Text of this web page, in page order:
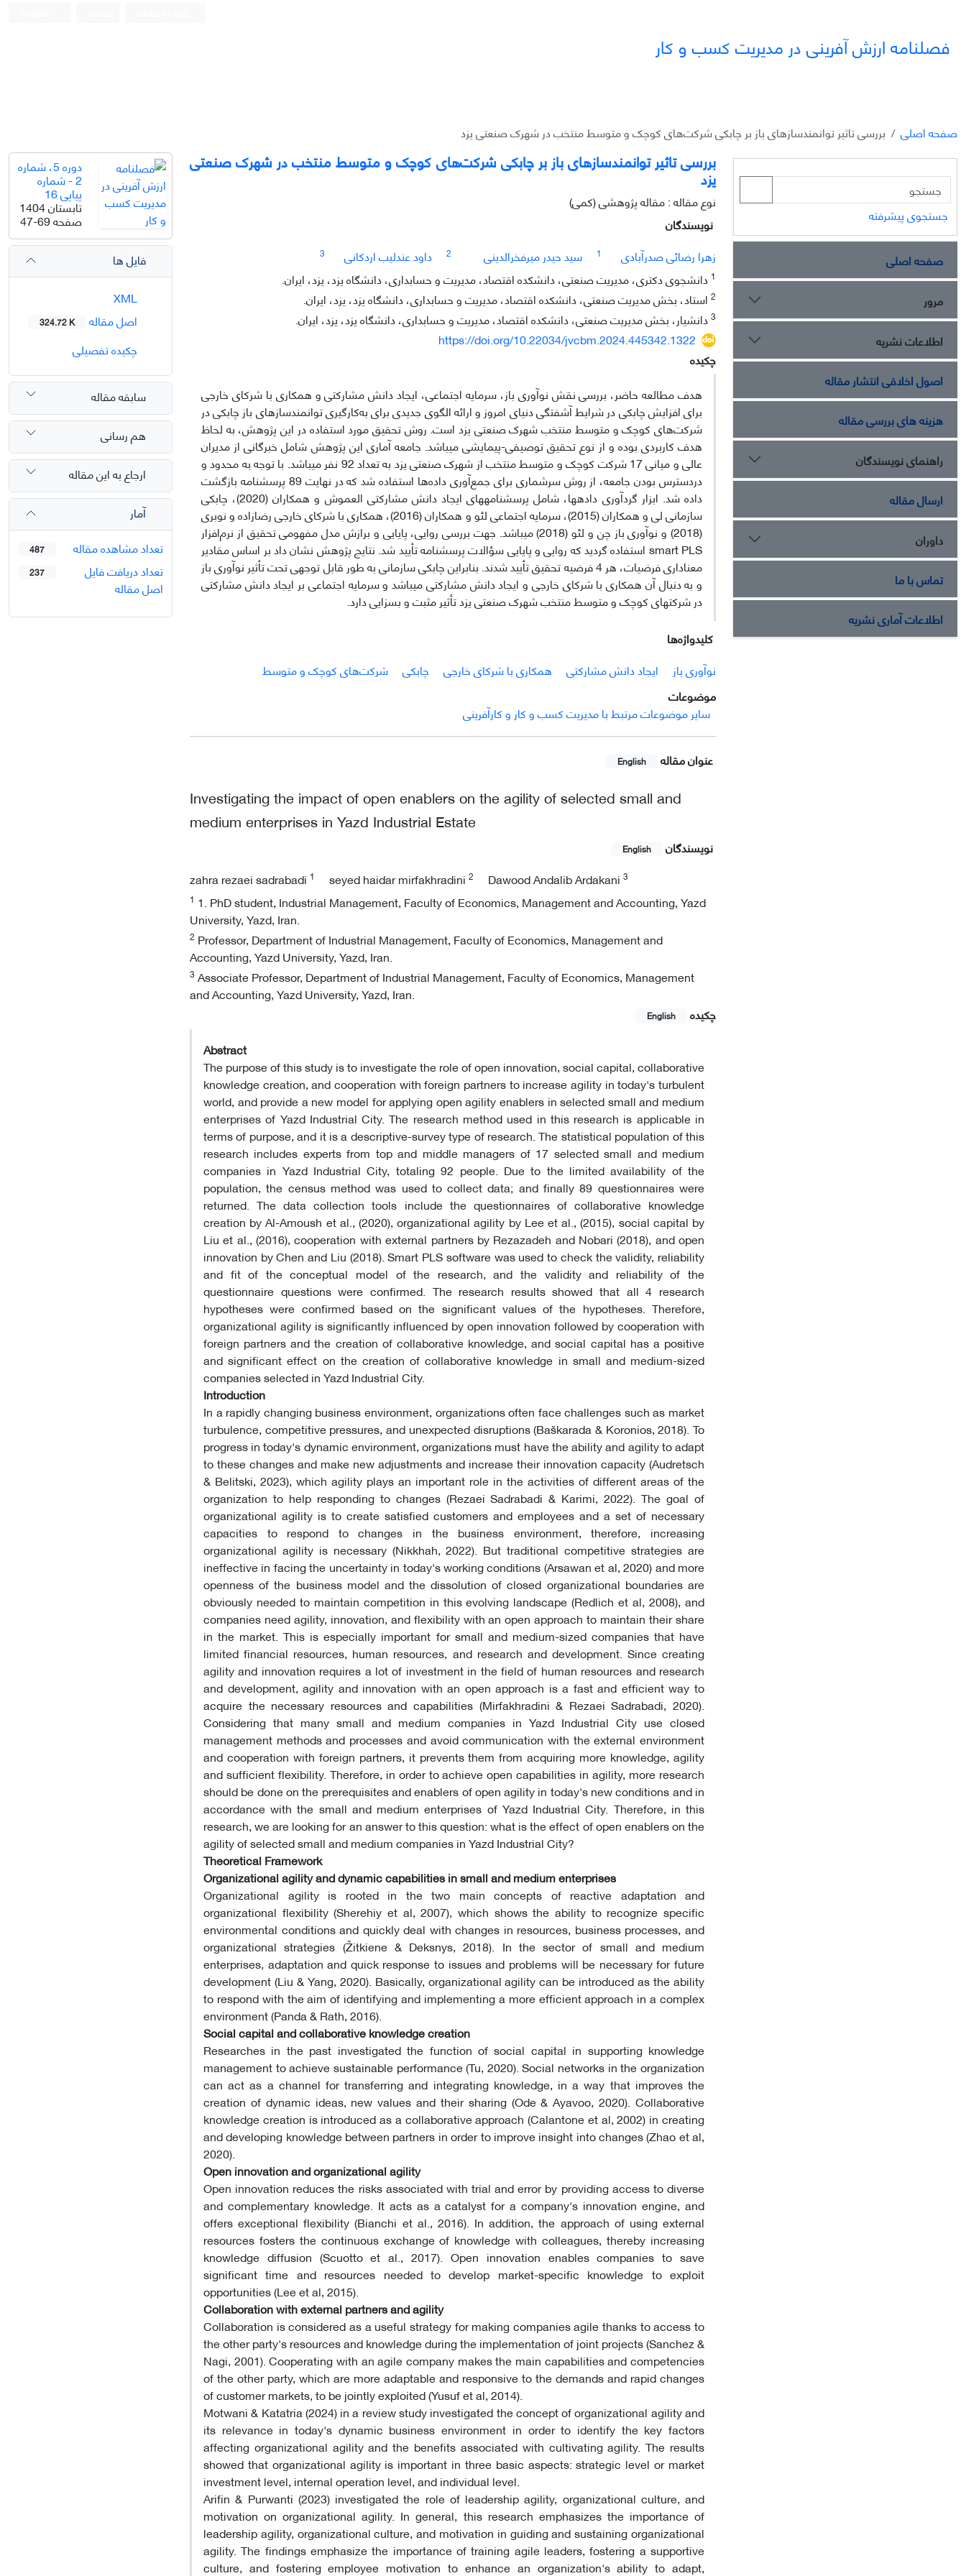
فصلنامه ارزش آفرینی در مدیریت کسب و کار
صفحه اصلی بررسی تاثیر توانمندسازهای باز بر چابکی شرکت‌های کوچک و متوسط منتخب در شهرک صنعتی یزد
بررسی تاثیر توانمندسازهای باز بر چابکی شرکت‌های کوچک و متوسط منتخب در شهرک صنعتی
یزد
نوع مقاله : مقاله پژوهشی (کمی)
نویسندگان
زهرا رضائی صدرآبادی
1 سید حیدر میرفخرالدینی 2 داود عندلیب اردکانی
3
1 دانشجوی دکتری، مدیریت صنعتی، دانشکده اقتصاد، مدیریت و حسابداری، دانشگاه یزد، یزد، ایران.
2 استاد، بخش مدیریت صنعتی، دانشکده اقتصاد، مدیریت و حسابداری، دانشگاه یزد، یزد، ایران.
3دانشیار، بخش مدیریت صنعتی، دانشکده اقتصاد، مدیریت و حسابداری، دانشگاه یزد، یزد، ایران.
https://doi.org/10.22034/jvcbm.2024.445342.1322
چکیده
هدف مطالعه حاضر، بررسی نقش نوآوری باز، سرمایه اجتماعی، ایجاد دانش مشارکتی و همکاری با شرکای خارجی
برای افزایش چابکی در شرایط آشفتگی دنیای امروز و ارائه الگوی جدیدی برای به‌کارگیری توانمندسازهای باز چابکی در
شرکت‌های کوچک و متوسط منتخب شهرک صنعتی یزد است. روش تحقیق مورد استفاده در این پژوهش، به لحاظ
هدف کاربردی بوده و از نوع تحقیق توصیفی-پیمایشی می­باشد. جامعه آماری این پژوهش شامل خبرگانی از مدیران
عالی و میانی 17 شرکت کوچک و متوسط منتخب از شهرک صنعتی یزد به تعداد 92 نفر می­باشد. با توجه به محدود و
دردسترس بودن جامعه، از روش سرشماری برای جمع‌آوری داده‌ها استفاده شد که در نهایت 89 پرسشنامه بازگشت
داده شد. ابزار گردآوری داده­ها، شامل پرسشنامه­های ایجاد دانش مشارکتی العموش و همکاران (2020)، چابکی
سازمانی لی و همکاران (2015)، سرمایه اجتماعی لئو و همکاران (2016)، همکاری با شرکای خارجی رضازاده و نوبری
(2018) و نوآوری باز چن و لئو (2018) می­باشد. جهت بررسی روایی، پایایی و برازش مدل مفهومی تحقیق از نرم‌افزار
smart PLS استفاده گردید که روایی و پایایی سؤالات پرسشنامه تأیید شد. نتایج پژوهش نشان داد بر اساس مقادیر
معناداری فرضیات، هر 4 فرضیه تحقیق تأیید شدند. بنابراین چابکی سازمانی به طور قابل توجهی تحت تأثیر نوآوری باز
و به دنبال آن همکاری با شرکای خارجی و ایجاد دانش مشارکتی می­باشد و سرمایه اجتماعی بر ایجاد دانش مشارکتی
در شرکت­های کوچک و متوسط منتخب شهرک صنعتی یزد تأثیر مثبت و بسزایی دارد.
کلیدواژه‌ها
نوآوری باز
ایجاد دانش مشارکتی همکاری با شرکای خارجی چابکی
شرکت‌های کوچک و متوسط
موضوعات
سایر موضوعات مرتبط با مدیریت کسب و کار و کارآفرینی
عنوان مقاله English
Investigating the impact of open enablers on the agility of selected small and
medium enterprises in Yazd Industrial Estate
نویسندگان English
zahra rezaei sadrabadi 1 seyed haidar mirfakhradini 2 Dawood Andalib Ardakani 3
1 1. PhD student, Industrial Management, Faculty of Economics, Management and Accounting, Yazd
University, Yazd, Iran.
2 Professor, Department of Industrial Management, Faculty of Economics, Management and
Accounting, Yazd University, Yazd, Iran.
3 Associate Professor, Department of Industrial Management, Faculty of Economics, Management
and Accounting, Yazd University, Yazd, Iran.
چکیده
English
Abstract
The purpose of this study is to investigate the role of open innovation, social capital, collaborative
knowledge creation, and cooperation with foreign partners to increase agility in today's turbulent
world, and provide a new model for applying open agility enablers in selected small and medium
enterprises of Yazd Industrial City. The research method used in this research is applicable in
terms of purpose, and it is a descriptive-survey type of research. The statistical population of this
research includes experts from top and middle managers of 17 selected small and medium
companies in Yazd Industrial City, totaling 92 people. Due to the limited availability of the
population, the census method was used to collect data; and finally 89 questionnaires were
returned. The data collection tools include the questionnaires of collaborative knowledge
creation by Al-Amoush et al., (2020), organizational agility by Lee et al., (2015), social capital by
Liu et al., (2016), cooperation with external partners by Rezazadeh and Nobari (2018), and open
innovation by Chen and Liu (2018). Smart PLS software was used to check the validity, reliability
and fit of the conceptual model of the research, and the validity and reliability of the
questionnaire questions were confirmed. The research results showed that all 4 research
hypotheses were confirmed based on the significant values ​​of the hypotheses. Therefore,
organizational agility is significantly influenced by open innovation followed by cooperation with
foreign partners and the creation of collaborative knowledge, and social capital has a positive
and significant effect on the creation of collaborative knowledge in small and medium-sized
companies selected in Yazd Industrial City.
Introduction
In a rapidly changing business environment, organizations often face challenges such as market
turbulence, competitive pressures, and unexpected disruptions (Baškarada & Koronios, 2018). To
progress in today's dynamic environment, organizations must have the ability and agility to adapt
to these changes and make new adjustments and increase their innovation capacity (Audretsch
& Belitski, 2023), which agility plays an important role in the activities of different areas of the
organization to help responding to changes (Rezaei Sadrabadi & Karimi, 2022). The goal of
organizational agility is to create satisfied customers and employees and a set of necessary
capacities to respond to changes in the business environment, therefore, increasing
organizational agility is necessary (Nikkhah, 2022). But traditional competitive strategies are
ineffective in facing the uncertainty in today's working conditions (Arsawan et al, 2020) and more
openness of the business model and the dissolution of closed organizational boundaries are
obviously needed to maintain competition in this evolving landscape (Redlich et al, 2008), and
companies need agility, innovation, and flexibility with an open approach to maintain their share
in the market. This is especially important for small and medium-sized companies that have
limited financial resources, human resources, and research and development. Since creating
agility and innovation requires a lot of investment in the field of human resources and research
and development, agility and innovation with an open approach is a fast and efficient way to
acquire the necessary resources and capabilities (Mirfakhradini & Rezaei Sadrabadi, 2020).
Considering that many small and medium companies in Yazd Industrial City use closed
management methods and processes and avoid communication with the external environment
and cooperation with foreign partners, it prevents them from acquiring more knowledge, agility
and sufficient flexibility. Therefore, in order to achieve open capabilities in agility, more research
should be done on the prerequisites and enablers of open agility in today's new conditions and in
accordance with the small and medium enterprises of Yazd Industrial City. Therefore, in this
research, we are looking for an answer to this question: what is the effect of open enablers on the
agility of selected small and medium companies in Yazd Industrial City?
Theoretical Framework
Organizational agility and dynamic capabilities in small and medium enterprises
Organizational agility is rooted in the two main concepts of reactive adaptation and
organizational flexibility (Sherehiy et al, 2007), which shows the ability to recognize specific
environmental conditions and quickly deal with changes in resources, business processes, and
organizational strategies (Žitkiene & Deksnys, 2018). In the sector of small and medium
enterprises, adaptation and quick response to issues and problems will be necessary for future
development (Liu & Yang, 2020). Basically, organizational agility can be introduced as the ability
to respond with the aim of identifying and implementing a more efficient approach in a complex
environment (Panda & Rath, 2016).
Social capital and collaborative knowledge creation
Researches in the past investigated the function of social capital in supporting knowledge
management to achieve sustainable performance (Tu, 2020). Social networks in the organization
can act as a channel for transferring and integrating knowledge, in a way that improves the
creation of dynamic ideas, new values ​​and their sharing (Ode & Ayavoo, 2020). Collaborative
knowledge creation is introduced as a collaborative approach (Calantone et al, 2002) in creating
and developing knowledge between partners in order to improve insight into changes (Zhao et al,
2020).
Open innovation and organizational agility
Open innovation reduces the risks associated with trial and error by providing access to diverse
and complementary knowledge. It acts as a catalyst for a company's innovation engine, and
offers exceptional flexibility (Bianchi et al., 2016). In addition, the approach of using external
resources fosters the continuous exchange of knowledge with colleagues, thereby increasing
knowledge diffusion (Scuotto et al., 2017). Open innovation enables companies to save
significant time and resources needed to develop market-specific knowledge to exploit
opportunities (Lee et al, 2015).
Collaboration with external partners and agility
Collaboration is considered as a useful strategy for making companies agile thanks to access to
the other party's resources and knowledge during the implementation of joint projects (Sanchez &
Nagi, 2001). Cooperating with an agile company makes the main capabilities and competencies
of the other party, which are more adaptable and responsive to the demands and rapid changes
of customer markets, to be jointly exploited (Yusuf et al, 2014).
Motwani & Katatria (2024) in a review study investigated the concept of organizational agility and
its relevance in today's dynamic business environment in order to identify the key factors
affecting organizational agility and the benefits associated with cultivating agility. The results
showed that organizational agility is important in three basic aspects: strategic level or market
investment level, internal operation level, and individual level.
Arifin & Purwanti (2023) investigated the role of leadership agility, organizational culture, and
motivation on organizational agility. In general, this research emphasizes the importance of
leadership agility, organizational culture, and motivation in guiding and sustaining organizational
agility. The findings emphasize the importance of training agile leaders, fostering a supportive
culture, and fostering employee motivation to enhance an organization's ability to adapt,
دوره 5، شماره
2 - شماره
پیاپی 16
تابستان 1404
صفحه47-69
فایل ها
اصل مقاله
324.72 K
چکیده تفصیلی
سابقه مقاله
هم رسانی
ارجاع به این مقاله
آمار
تعداد مشاهده مقاله
487
تعداد دریافت فایل
اصل مقاله
237
جستجوی پیشرفته
صفحه اصلی
مرور
اطلاعات نشریه
اصول اخلاقی انتشار مقاله
هزینه های بررسی مقاله
راهنمای نویسندگان
ارسال مقاله
داوران
تماس با ما
اطلاعات آماری نشریه